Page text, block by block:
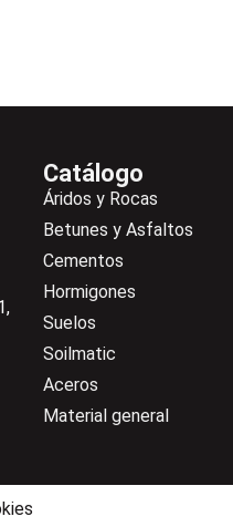
Catálogo
Áridos y Rocas
Betunes y Asfaltos
Cementos
Hormigones
Suelos
Soilmatic
Aceros
Material general